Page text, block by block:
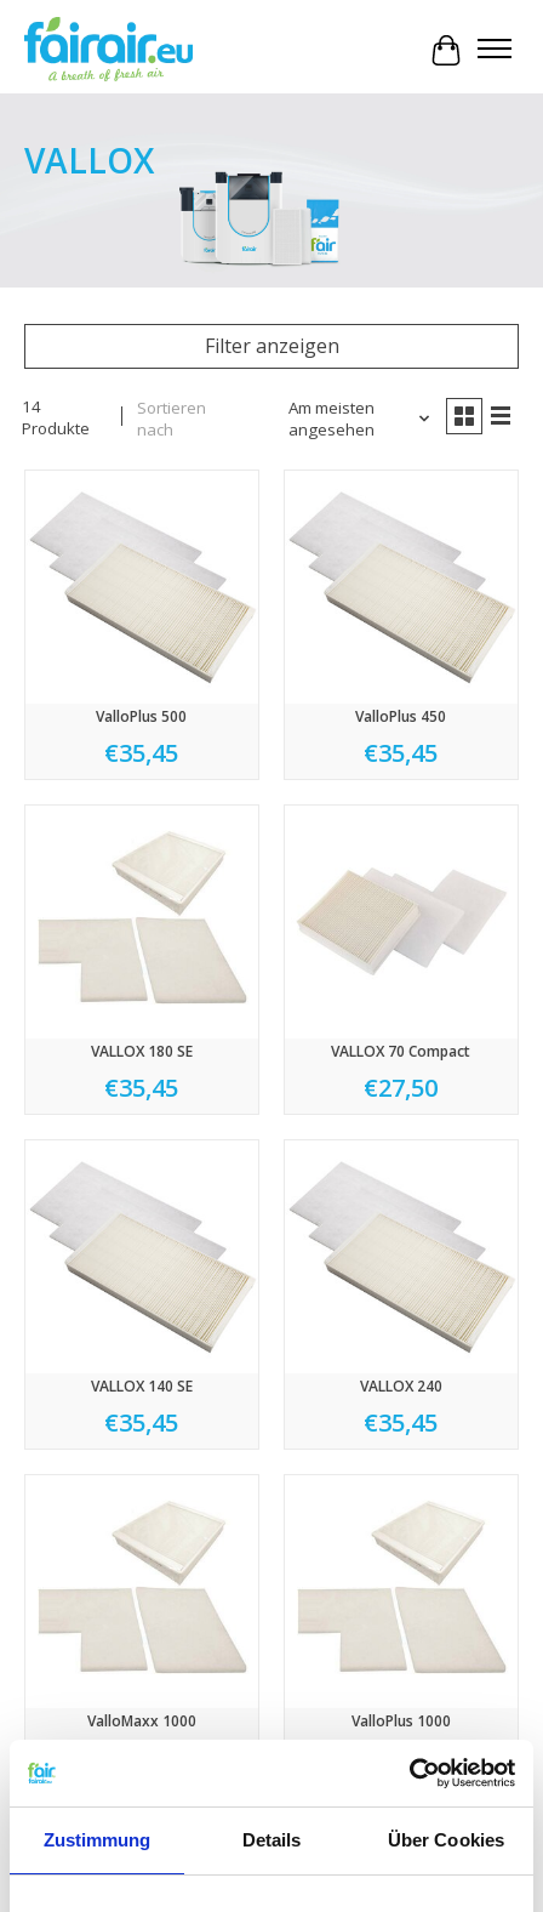
Zustimmung Details Über Cookies
Ihr
VALLOX
Filter anzeigen
14
Produkte
Sortieren
nach
Am meisten
angesehen
ValloPlus 500
€35,45
ValloPlus 450
€35,45
VALLOX 180 SE
€35,45
VALLOX 70 Compact
€27,50
VALLOX 140 SE
€35,45
VALLOX 240
€35,45
ValloMaxx 1000 ValloPlus 1000
€35,45